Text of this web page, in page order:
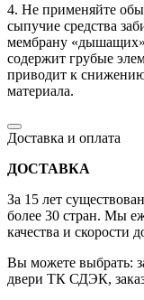
4. Не применяйте
сыпучие средства
мембрану
содержит грубые
приводит к
материала.
Доставка и оплата
ДОСТАВКА
За 15 лет
более 30 стран. Мы
качества и скорости
Вы можете выбрать:
двери ТК СДЭК,